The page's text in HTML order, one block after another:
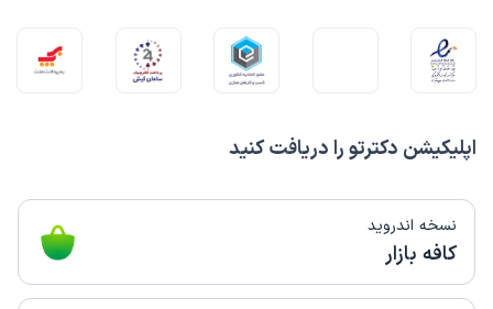
اپلیکیشن دکترتو را دریافت کنید
نسخه اندروید
کافه بازار